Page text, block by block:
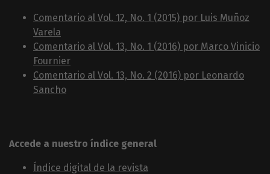
Comentario al Vol. 12, No. 1 (2015) por Luis Muñoz
Varela
Comentario al Vol. 13, No. 1 (2016) por Marco Vinicio
Fournier
Comentario al Vol. 13, No. 2 (2016) por Leonardo
Sancho
Accede a nuestro índice general
Índice digital de la revista